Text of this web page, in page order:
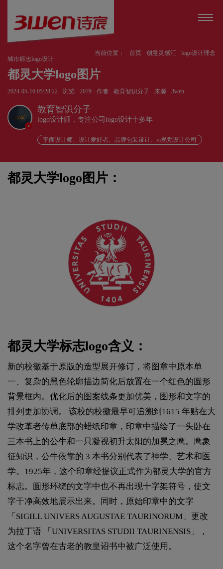
当前位置： 首页 创意灵感汇
logo设计理念
城市标志logo设计
都灵大学logo图片
2024-05-16 05:28:22 浏览 2079 作者 教育智识分子 来源 3wen
v
教育智识分子
logo设计师，专注公司logo设计十多年
平面设计师、设计爱好者、品牌包装设计、vi视觉设计公司
都灵大学logo图片：
都灵大学标志logo含义：
新的校徽基于原版的造型展开修订，将图章中原本单
一、复杂的黑色轮廓描边简化后放置在一个红色的圆形
背景框内。优化后的图案线条更加优美，图形和文字的
排列更加协调。 该校的校徽最早可追溯到1615 年贴在大
学改革者传单底部的蜡纸印章，印章中描绘了一头卧在
三本书上的公牛和一只凝视初升太阳的加冕之鹰。鹰象
征知识，公牛依靠的 3 本书分别代表了神学、艺术和医
学。1925年，这个印章经提议正式作为都灵大学的官方
标志。圆形环绕的文字中也不再出现十字架符号，使文
字干净高效地展示出来。同时，原始印章中的文字
「SIGILL UNIVERS AUGUSTAE TAURINORUM」更改
为拉丁语 「UNIVERSITAS STUDII TAURINENSIS」，
这个名字曾在古老的教皇诏书中被广泛使用。